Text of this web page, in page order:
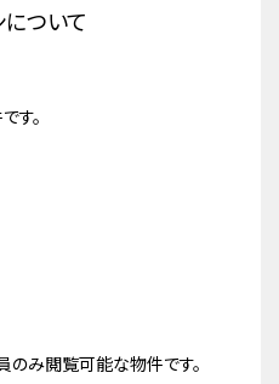
ついて
す。
のみ閲覧可能な物件です。